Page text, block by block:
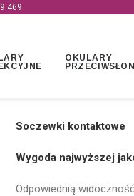
469
OKULARY
Soczewki kontaktowe
Wygoda najwyższej
Odpowiednią